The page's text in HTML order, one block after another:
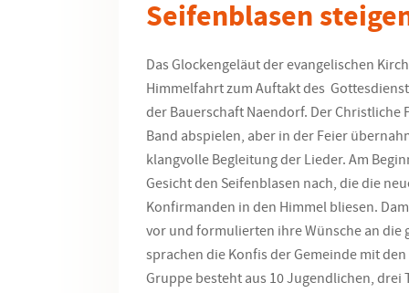
Seifenblasen
Das Glockengeläut der evangelischen
Himmelfahrt zum Auftakt des
der Bauerschaft Naendorf. Der Christliche
Band abspielen, aber in der Feier
klangvolle Begleitung der Lieder. Am
Gesicht den Seifenblasen nach, die die
Konfirmanden in den Himmel bliesen.
vor und formulierten ihre Wünsche an die
sprachen die Konfis der Gemeinde mit
Gruppe besteht aus 10 Jugendlichen,